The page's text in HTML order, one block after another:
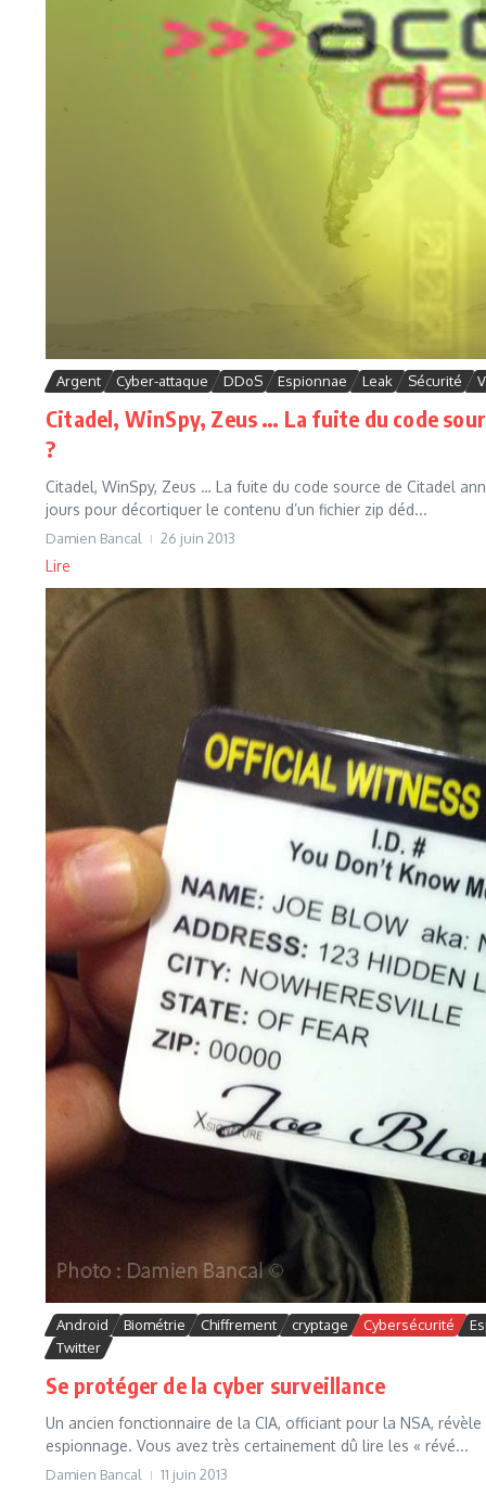
Argent Cyber-attaque DDoS Espionnae Leak Sécurité
Citadel, WinSpy, Zeus … La fuite du code
?
Citadel, WinSpy, Zeus … La fuite du code source de Citadel
jours pour décortiquer le contenu d’un fichier zip déd...
Damien Bancal 26 juin 2013
Lire
Android Biométrie Chiffrement cryptage Cybersécurité
Twitter
Se protéger de la cyber surveillance
Un ancien fonctionnaire de la CIA, officiant pour la NSA,
espionnage. Vous avez très certainement dû lire les « révé...
Damien Bancal 11 juin 2013